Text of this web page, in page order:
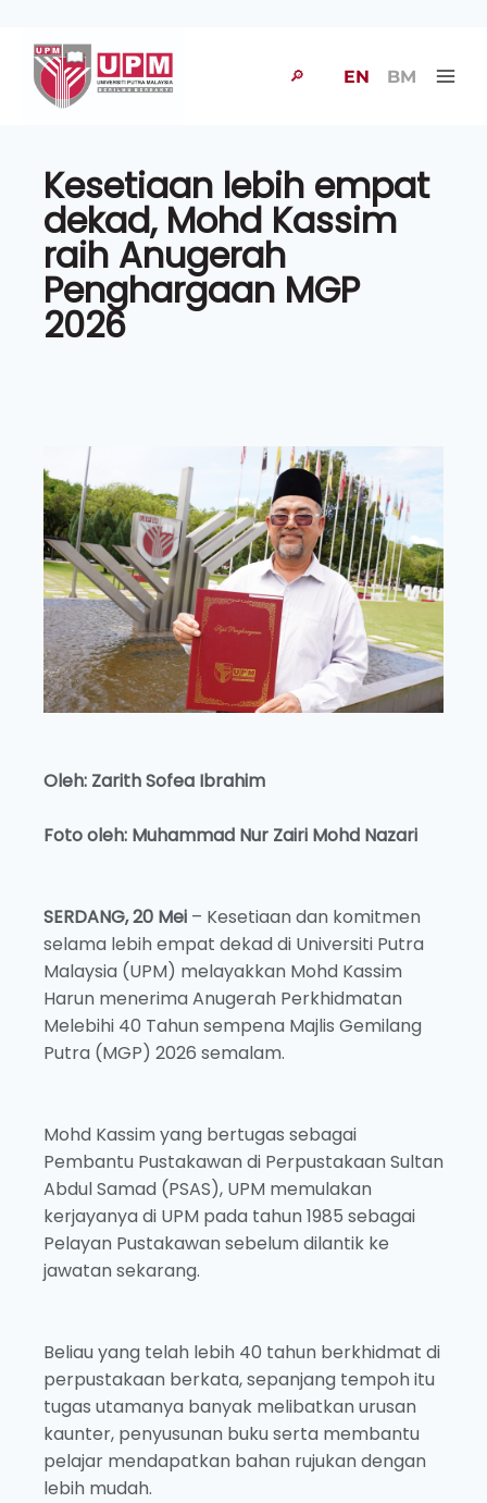
🔎 EN BM
Kesetiaan lebih empat
dekad, Mohd Kassim
raih Anugerah
Penghargaan MGP
2026
Oleh: Zarith Sofea Ibrahim
Foto oleh: Muhammad Nur Zairi Mohd Nazari
SERDANG, 20 Mei – Kesetiaan dan komitmen
selama lebih empat dekad di Universiti Putra
Malaysia (UPM) melayakkan Mohd Kassim
Harun menerima Anugerah Perkhidmatan
Melebihi 40 Tahun sempena Majlis Gemilang
Putra (MGP) 2026 semalam.
Mohd Kassim yang bertugas sebagai
Pembantu Pustakawan di Perpustakaan Sultan
Abdul Samad (PSAS), UPM memulakan
kerjayanya di UPM pada tahun 1985 sebagai
Pelayan Pustakawan sebelum dilantik ke
jawatan sekarang.
Beliau yang telah lebih 40 tahun berkhidmat di
perpustakaan berkata, sepanjang tempoh itu
tugas utamanya banyak melibatkan urusan
kaunter, penyusunan buku serta membantu
pelajar mendapatkan bahan rujukan dengan
lebih mudah.